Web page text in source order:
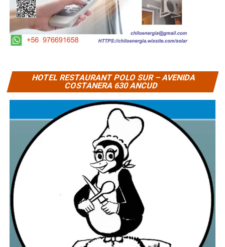
HOTEL RESTAURANT POLO SUR – AVENIDA
COSTANERA 630 ANCUD